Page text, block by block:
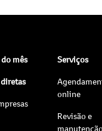
mês
Serviços
online
Revisão e